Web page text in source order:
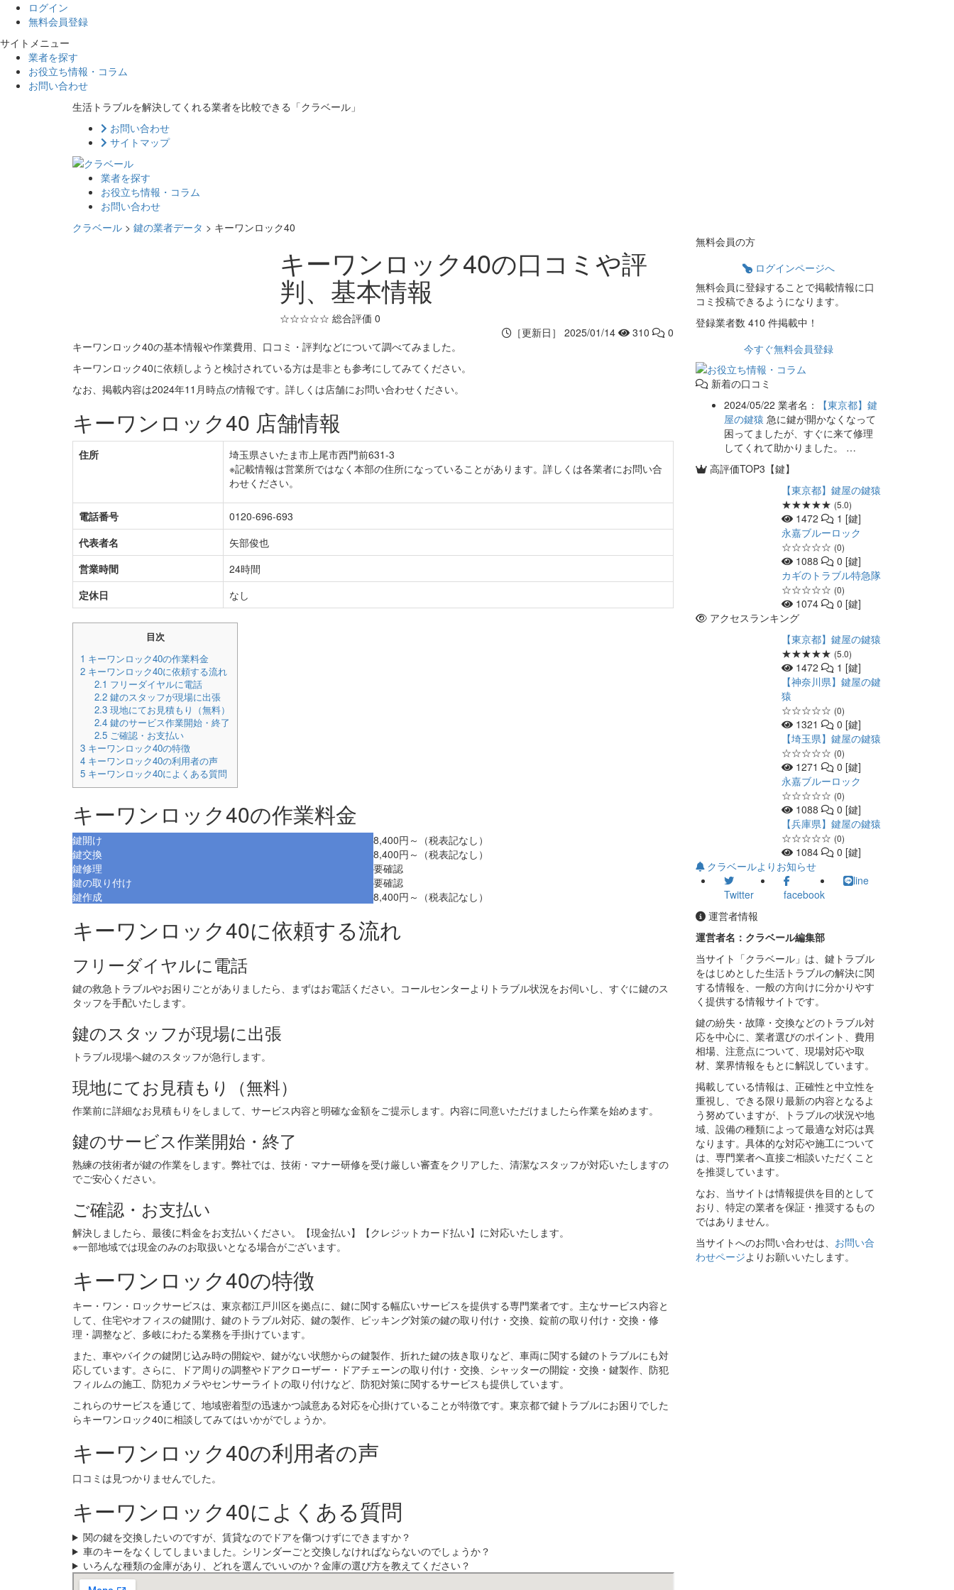
ログイン
無料会員登録
サイトメニュー
業者を探す
お役立ち情報・コラム
お問い合わせ
生活トラブルを解決してくれる業者を比較できる「クラベール」
お問い合わせ
サイトマップ
業者を探す
お役立ち情報・コラム
お問い合わせ
クラベール > 鍵の業者データ > キーワンロック40
キーワンロック40の口コミや評
判、基本情報
☆☆☆☆☆総合評価 0
［更新日］ 2025/01/14
310
0
キーワンロック40の基本情報や作業費用、口コミ・評判などについて調べてみました。
キーワンロック40に依頼しようと検討されている方は是非とも参考にしてみてください。
なお、掲載内容は2024年11月時点の情報です。詳しくは店舗にお問い合わせください。
キーワンロック40 店舗情報
住所
埼玉県さいたま市上尾市西門前631-3
※記載情報は営業所ではなく本部の住所になっていることがあります。詳しくは各業者にお問い合
わせください。
電話番号
0120-696-693
代表者名
矢部俊也
営業時間
24時間
定休日
なし
目次
1 キーワンロック40の作業料金
2 キーワンロック40に依頼する流れ
2.1 フリーダイヤルに電話
2.2鍵のスタッフが現場に出張
2.3現地にてお見積もり（無料）
2.4鍵のサービス作業開始・終了
2.5ご確認・お支払い
3 キーワンロック40の特徴
4 キーワンロック40の利用者の声
5 キーワンロック40によくある質問
キーワンロック40の作業料金
鍵開け
8,400円～（税表記なし）
鍵交換
8,400円～（税表記なし）
鍵修理
要確認
鍵の取り付け
要確認
鍵作成
8,400円～（税表記なし）
キーワンロック40に依頼する流れ
フリーダイヤルに電話
鍵の救急トラブルやお困りごとがありましたら、まずはお電話ください。コールセンターよりトラブル状況をお伺いし、すぐに鍵のス
タッフを手配いたします。
鍵のスタッフが現場に出張
トラブル現場へ鍵のスタッフが急行します。
現地にてお見積もり（無料）
作業前に詳細なお見積もりをしまして、サービス内容と明確な金額をご提示します。内容に同意いただけましたら作業を始めます。
鍵のサービス作業開始・終了
熟練の技術者が鍵の作業をします。弊社では、技術・マナー研修を受け厳しい審査をクリアした、清潔なスタッフが対応いたしますの
でご安心ください。
ご確認・お支払い
解決しましたら、最後に料金をお支払いください。【現金払い】【クレジットカード払い】に対応いたします。
※一部地域では現金のみのお取扱いとなる場合がございます。
キーワンロック40の特徴
キー・ワン・ロックサービスは、東京都江戸川区を拠点に、鍵に関する幅広いサービスを提供する専門業者です。主なサービス内容と
して、住宅やオフィスの鍵開け、鍵のトラブル対応、鍵の製作、ピッキング対策の鍵の取り付け・交換、錠前の取り付け・交換・修
理・調整など、多岐にわたる業務を手掛けています。
また、車やバイクの鍵閉じ込み時の開錠や、鍵がない状態からの鍵製作、折れた鍵の抜き取りなど、車両に関する鍵のトラブルにも対
応しています。さらに、ドア周りの調整やドアクローザー・ドアチェーンの取り付け・交換、シャッターの開錠・交換・鍵製作、防犯
フィルムの施工、防犯カメラやセンサーライトの取り付けなど、防犯対策に関するサービスも提供しています。
これらのサービスを通じて、地域密着型の迅速かつ誠意ある対応を心掛けていることが特徴です。東京都で鍵トラブルにお困りでした
らキーワンロック40に相談してみてはいかがでしょうか。
キーワンロック40の利用者の声
口コミは見つかりませんでした。
キーワンロック40によくある質問
関の鍵を交換したいのですが、賃貸なのでドアを傷つけずにできますか？
車のキーをなくしてしまいました。シリンダーごと交換しなければならないのでしょうか？
いろんな種類の金庫があり、どれを選んでいいのか？金庫の選び方を教えてください？
無料会員の方
ログインページへ
無料会員に登録することで掲載情報に口
コミ投稿できるようになります。
登録業者数 410 件掲載中！
今すぐ無料会員登録
新着の口コミ
2024/05/22 業者名：
【東京都】鍵
屋の鍵猿 急に鍵が開かなくなって
困ってましたが、すぐに来て修理
してくれて助かりました。 …
高評価TOP3【鍵】
【東京都】鍵屋の鍵猿
★★★★★ (5.0)
1472
1 [鍵]
永嘉ブルーロック
☆☆☆☆☆ (0)
1088
0 [鍵]
カギのトラブル特急隊
☆☆☆☆☆ (0)
1074
0 [鍵]
アクセスランキング
【東京都】鍵屋の鍵猿
★★★★★ (5.0)
1472
1 [鍵]
【神奈川県】鍵屋の鍵
猿
☆☆☆☆☆ (0)
1321
0 [鍵]
【埼玉県】鍵屋の鍵猿
☆☆☆☆☆ (0)
1271
0 [鍵]
永嘉ブルーロック
☆☆☆☆☆ (0)
1088
0 [鍵]
【兵庫県】鍵屋の鍵猿
☆☆☆☆☆ (0)
1084
0 [鍵]
クラベールよりお知らせ
Twitter
facebook
line
運営者情報
運営者名：クラベール編集部
当サイト「クラベール」は、鍵トラブル
をはじめとした生活トラブルの解決に関
する情報を、一般の方向けに分かりやす
く提供する情報サイトです。
鍵の紛失・故障・交換などのトラブル対
応を中心に、業者選びのポイント、費用
相場、注意点について、現場対応や取
材、業界情報をもとに解説しています。
掲載している情報は、正確性と中立性を
重視し、できる限り最新の内容となるよ
う努めていますが、トラブルの状況や地
域、設備の種類によって最適な対応は異
なります。具体的な対応や施工について
は、専門業者へ直接ご相談いただくこと
を推奨しています。
なお、当サイトは情報提供を目的として
おり、特定の業者を保証・推奨するもの
ではありません。
当サイトへのお問い合わせは、 お問い合
わせページよりお願いいたします。